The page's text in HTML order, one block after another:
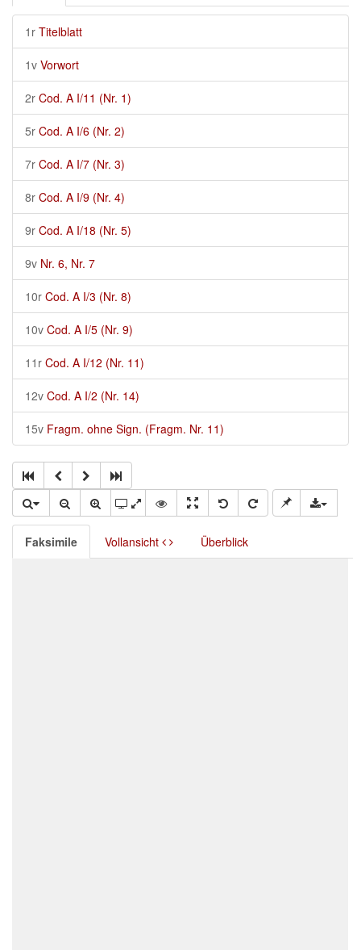
1r Titelblatt
1v Vorwort
2r Cod. A I/11 (Nr. 1)
5r Cod. A I/6 (Nr. 2)
7r Cod. A I/7 (Nr. 3)
8r Cod. A I/9 (Nr. 4)
9r Cod. A I/18 (Nr. 5)
9v Nr. 6, Nr. 7
10r Cod. A I/3 (Nr. 8)
10v Cod. A I/5 (Nr. 9)
11r Cod. A I/12 (Nr. 11)
12v Cod. A I/2 (Nr. 14)
15v Fragm. ohne Sign. (Fragm. Nr. 11)
Faksimile Vollansicht Überblick